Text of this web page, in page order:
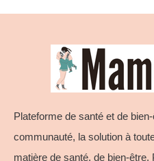
Plateforme de santé et de
communauté, la solution à
matière de santé, de bien-